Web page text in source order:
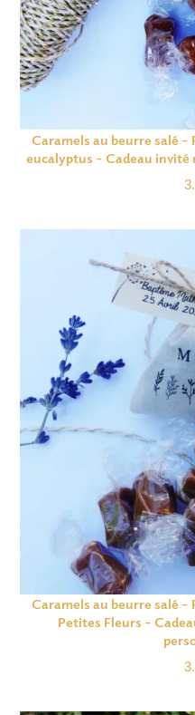
Caramels au beurre salé
eucalyptus – Cadeau invité
Caramels au beurre salé
Petites Fleurs –